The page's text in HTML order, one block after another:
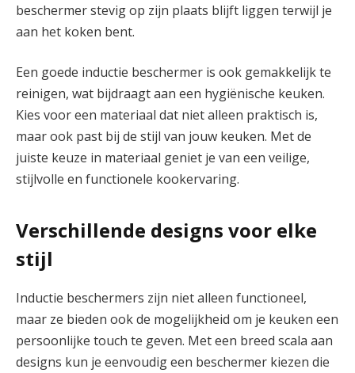
beschermer stevig op zijn plaats blijft liggen terwijl je
aan het koken bent.
Een goede inductie beschermer is ook gemakkelijk te
reinigen, wat bijdraagt aan een hygiënische keuken.
Kies voor een materiaal dat niet alleen praktisch is,
maar ook past bij de stijl van jouw keuken. Met de
juiste keuze in materiaal geniet je van een veilige,
stijlvolle en functionele kookervaring.
Verschillende designs voor elke
stijl
Inductie beschermers zijn niet alleen functioneel,
maar ze bieden ook de mogelijkheid om je keuken een
persoonlijke touch te geven. Met een breed scala aan
designs kun je eenvoudig een beschermer kiezen die